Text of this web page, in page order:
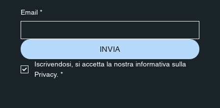
Email *
INVIA
Iscrivendosi, si accetta la nostra informativa sulla
Privacy. *